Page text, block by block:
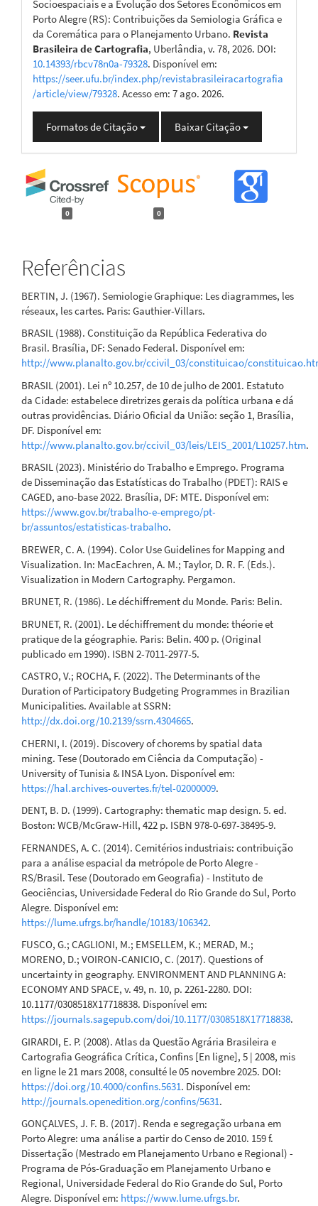
Socioespaciais e a Evolução dos Setores Econômicos em
Porto Alegre (RS): Contribuições da Semiologia Gráfica e
da Coremática para o Planejamento Urbano. Revista
Brasileira de Cartografia, Uberlândia, v. 78, 2026. DOI:
10.14393/rbcv78n0a-79328. Disponível em:
https://seer.ufu.br/index.php/revistabrasileiracartografia
/article/view/79328. Acesso em: 7 ago. 2026.
Formatos de Citação Baixar Citação
0 0
Referências
BERTIN, J. (1967). Semiologie Graphique: Les diagrammes, les
réseaux, les cartes. Paris: Gauthier-Villars.
BRASIL (1988). Constituição da República Federativa do
Brasil. Brasília, DF: Senado Federal. Disponível em:
http://www.planalto.gov.br/ccivil_03/constituicao/
BRASIL (2001). Lei nº 10.257, de 10 de julho de 2001. Estatuto
da Cidade: estabelece diretrizes gerais da política urbana e dá
outras providências. Diário Oficial da União: seção 1, Brasília,
DF. Disponível em:
http://www.planalto.gov.br/ccivil_03/leis/LEIS_2001/L10257.htm.
BRASIL (2023). Ministério do Trabalho e Emprego. Programa
de Disseminação das Estatísticas do Trabalho (PDET): RAIS e
CAGED, ano-base 2022. Brasília, DF: MTE. Disponível em:
https://www.gov.br/trabalho-e-emprego/pt-
br/assuntos/estatisticas-trabalho.
BREWER, C. A. (1994). Color Use Guidelines for Mapping and
Visualization. In: MacEachren, A. M.; Taylor, D. R. F. (Eds.).
Visualization in Modern Cartography. Pergamon.
BRUNET, R. (1986). Le déchiffrement du Monde. Paris: Belin.
BRUNET, R. (2001). Le déchiffrement du monde: théorie et
pratique de la géographie. Paris: Belin. 400 p. (Original
publicado em 1990). ISBN 2-7011-2977-5.
CASTRO, V.; ROCHA, F. (2022). The Determinants of the
Duration of Participatory Budgeting Programmes in Brazilian
Municipalities. Available at SSRN:
http://dx.doi.org/10.2139/ssrn.4304665.
CHERNI, I. (2019). Discovery of chorems by spatial data
mining. Tese (Doutorado em Ciência da Computação) -
University of Tunisia & INSA Lyon. Disponível em:
https://hal.archives-ouvertes.fr/tel-02000009.
DENT, B. D. (1999). Cartography: thematic map design. 5. ed.
Boston: WCB/McGraw-Hill, 422 p. ISBN 978-0-697-38495-9.
FERNANDES, A. C. (2014). Cemitérios industriais: contribuição
para a análise espacial da metrópole de Porto Alegre -
RS/Brasil. Tese (Doutorado em Geografia) - Instituto de
Geociências, Universidade Federal do Rio Grande do Sul, Porto
Alegre. Disponível em:
https://lume.ufrgs.br/handle/10183/106342.
FUSCO, G.; CAGLIONI, M.; EMSELLEM, K.; MERAD, M.;
MORENO, D.; VOIRON-CANICIO, C. (2017). Questions of
uncertainty in geography. ENVIRONMENT AND PLANNING A:
ECONOMY AND SPACE, v. 49, n. 10, p. 2261-2280. DOI:
10.1177/0308518X17718838. Disponível em:
https://journals.sagepub.com/doi/10.1177/0308518X17718838.
GIRARDI, E. P. (2008). Atlas da Questão Agrária Brasileira e
Cartografia Geográfica Crítica, Confins [En ligne], 5 | 2008, mis
en ligne le 21 mars 2008, consulté le 05 novembre 2025. DOI:
https://doi.org/10.4000/confins.5631. Disponível em:
http://journals.openedition.org/confins/5631.
GONÇALVES, J. F. B. (2017). Renda e segregação urbana em
Porto Alegre: uma análise a partir do Censo de 2010. 159 f.
Dissertação (Mestrado em Planejamento Urbano e Regional) -
Programa de Pós-Graduação em Planejamento Urbano e
Regional, Universidade Federal do Rio Grande do Sul, Porto
Alegre. Disponível em: https://www.lume.ufrgs.br.